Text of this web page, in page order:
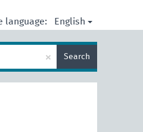
language: English
× Search